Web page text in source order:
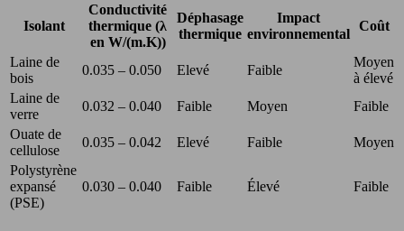
Isolant
Conductivité
thermique (λ
en W/(m.K))
Déphasage
thermique
Impact
environnemental
Coût
Laine de
bois
0.035 – 0.050 Elevé Faible
Moyen
à élevé
Laine de
verre
0.032 – 0.040 Faible Moyen
Faible
Ouate de
cellulose
0.035 – 0.042 Elevé Faible
Moyen
Polystyrène
expansé
(PSE)
0.030 – 0.040 Faible Élevé Faible